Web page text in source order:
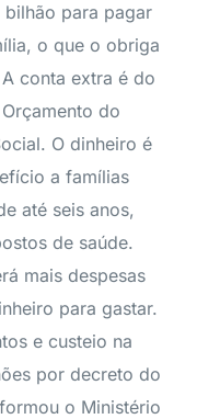
bilhão para pagar
o que o obriga
conta extra é do
do
O dinheiro é
a famílias
até seis anos,
de saúde.
mais despesas
para gastar.
e custeio na
por decreto do
o Ministério